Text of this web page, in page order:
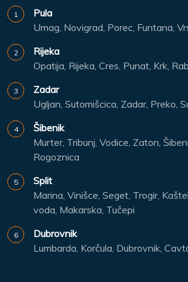
Pula
Umag, Novigrad, Porec, Funtana,
Rijeka
Opatija, Rijeka, Cres, Punat, Krk,
Zadar
Ugljan, Sutomišcica, Zadar, Preko,
Šibenik
Murter, Tribunj, Vodice, Zaton,
Rogoznica
Split
Marina, Vinišce, Seget, Trogir,
voda, Makarska, Tučepi
Dubrovnik
Lumbarda, Korčula, Dubrovnik,